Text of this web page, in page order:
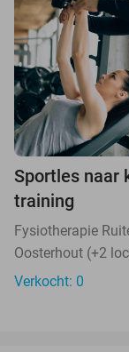
Sportles naar
training
Fysiotherapie
Oosterhout (+2
Verkocht: 0